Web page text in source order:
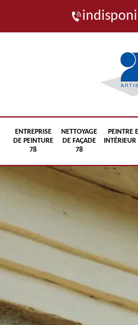
ENTREPRISE
DE PEINTURE
78
NETTOYAGE
DE FAÇADE
78
PEINTRE